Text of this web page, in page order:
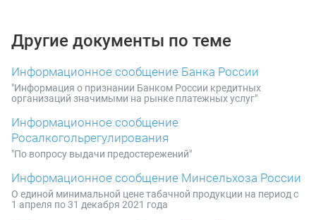
Другие документы по теме
Информационное сообщение Банка России
"Информация о признании Банком России кредитных
организаций значимыми на рынке платежных услуг"
Информационное сообщение
Росалкогольрегулирования
"По вопросу выдачи предостережений"
Информационное сообщение Минсельхоза России
О единой минимальной цене табачной продукции на период с
1 апреля по 31 декабря 2021 года